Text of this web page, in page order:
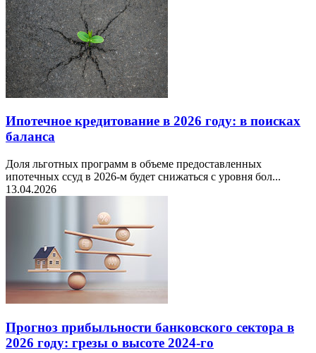
Ипотечное кредитование в 2026 году: в поисках
баланса
Доля льготных программ в объеме предоставленных
ипотечных ссуд в 2026-м будет снижаться с уровня бол...
13.04.2026
Прогноз прибыльности банковского сектора в
2026 году: грезы о высоте 2024-го